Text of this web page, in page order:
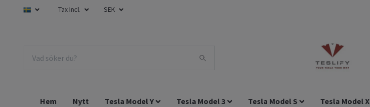
Tax Incl. SEK
Hem Nytt Tesla Model Y Tesla Model 3 Tesla Model S Tesla Model X